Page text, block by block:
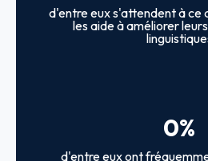
d'entre eux s'attendent à ce
les aide à améliorer
0%
d'entre eux ont